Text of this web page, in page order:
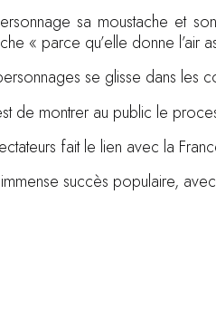
sa moustache et
« parce qu’elle donne l’air
se glisse dans les
de montrer au public le
fait le lien avec la
succès populaire,